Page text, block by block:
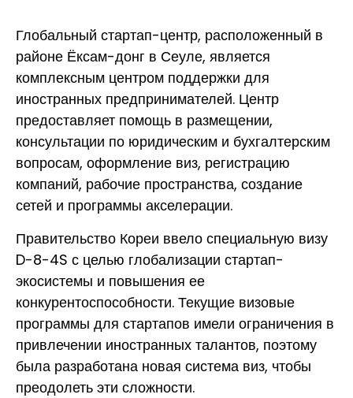
Глобальный стартап-центр, расположенный в
районе Ёксам-донг в Сеуле, является
комплексным центром поддержки для
иностранных предпринимателей. Центр
предоставляет помощь в размещении,
консультации по юридическим и бухгалтерским
вопросам, оформление виз, регистрацию
компаний, рабочие пространства, создание
сетей и программы акселерации.
Правительство Кореи ввело специальную визу
D-8-4S с целью глобализации стартап-
экосистемы и повышения ее
конкурентоспособности. Текущие визовые
программы для стартапов имели ограничения в
привлечении иностранных талантов, поэтому
была разработана новая система виз, чтобы
преодолеть эти сложности.